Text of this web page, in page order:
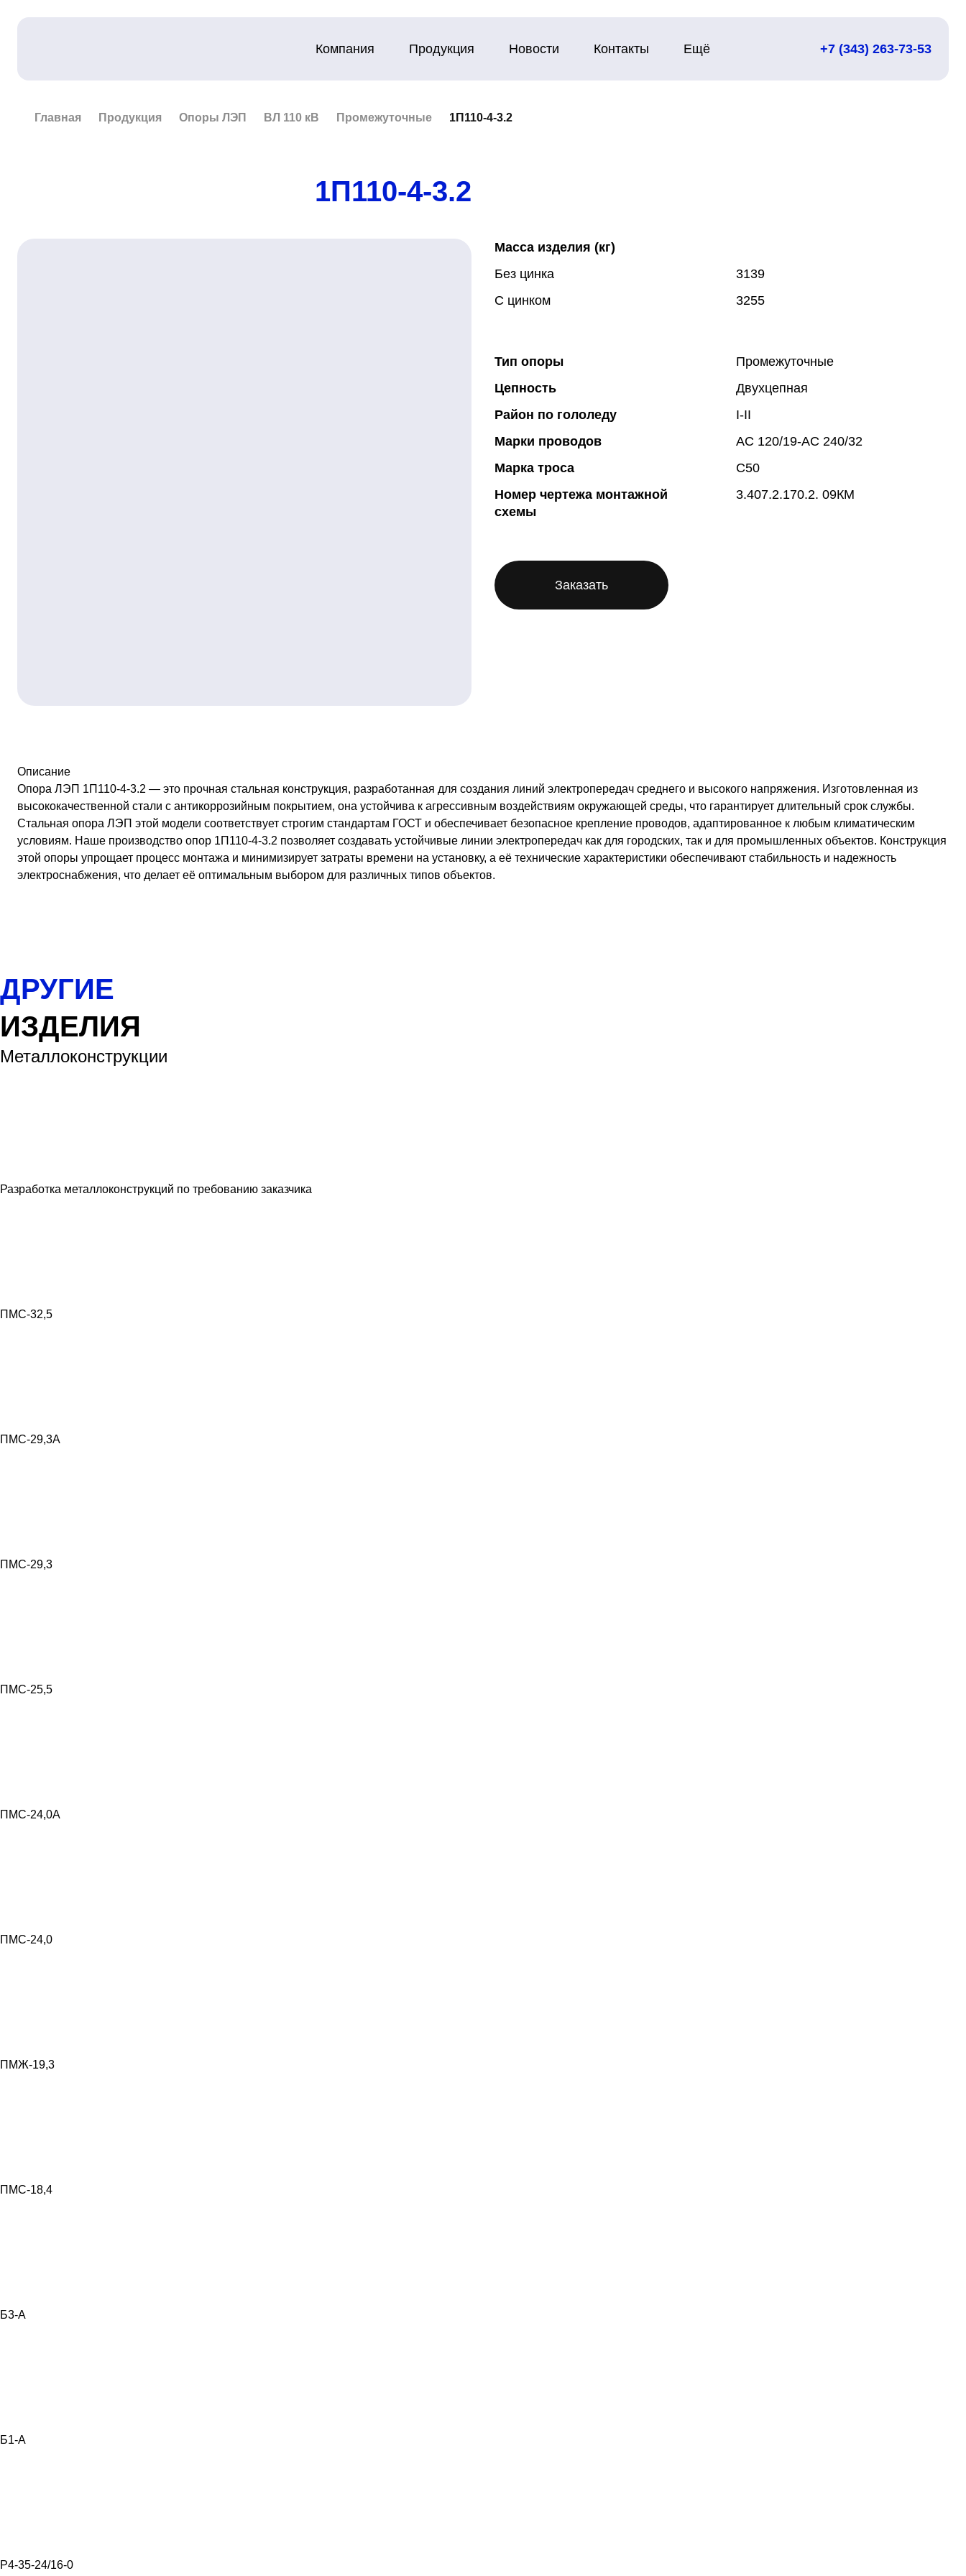
Компания Продукция Новости Контакты Ещё +7 (343) 263-73-53
Главная Продукция Опоры ЛЭП ВЛ 110 кВ Промежуточные 1П110-4-3.2
1П110-4-3.2
Масса изделия (кг)
Без цинка
3139
С цинком
3255
Тип опоры
Промежуточные
Цепность
Двухцепная
Район по гололеду
I-II
Марки проводов
АС 120/19-АС 240/32
Марка троса
С50
Номер чертежа монтажной
схемы
3.407.2.170.2. 09КМ
Заказать
Описание
Опора ЛЭП 1П110-4-3.2 — это прочная стальная конструкция, разработанная для создания линий электропередач среднего и высокого напряжения. Изготовленная из
высококачественной стали с антикоррозийным покрытием, она устойчива к агрессивным воздействиям окружающей среды, что гарантирует длительный срок службы.
Стальная опора ЛЭП этой модели соответствует строгим стандартам ГОСТ и обеспечивает безопасное крепление проводов, адаптированное к любым климатическим
условиям. Наше производство опор 1П110-4-3.2 позволяет создавать устойчивые линии электропередач как для городских, так и для промышленных объектов. Конструкция
этой опоры упрощает процесс монтажа и минимизирует затраты времени на установку, а её технические характеристики обеспечивают стабильность и надежность
электроснабжения, что делает её оптимальным выбором для различных типов объектов.
ДРУГИЕ
ИЗДЕЛИЯ
Металлоконструкции
Разработка металлоконструкций по требованию заказчика
ПМС-32,5
ПМС-29,3А
ПМС-29,3
ПМС-25,5
ПМС-24,0А
ПМС-24,0
ПМЖ-19,3
ПМС-18,4
Б3-А
Б1-А
Р4-35-24/16-0